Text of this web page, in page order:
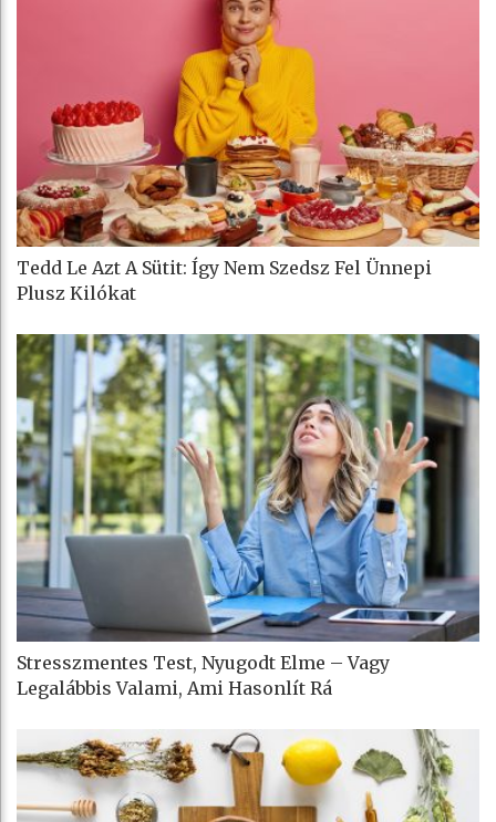
Tedd Le Azt A Sütit: Így Nem Szedsz Fel Ünnepi
Plusz Kilókat
Stresszmentes Test, Nyugodt Elme – Vagy
Legalábbis Valami, Ami Hasonlít Rá